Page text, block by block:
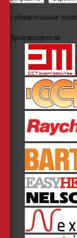
- обязательные поля
Производители